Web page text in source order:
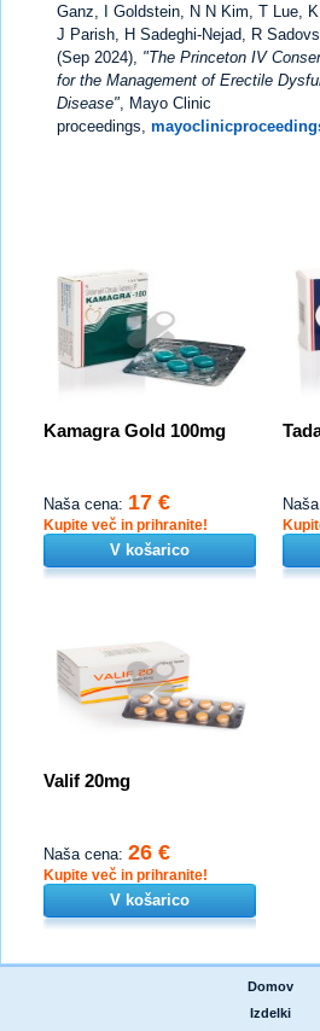
Ganz, I Goldstein, N N Kim, T Lue,
J Parish, H Sadeghi-Nejad, R
(Sep 2024), "The Princeton IV
for the Management of Erectile
Disease", Mayo Clinic
proceedings,
Kamagra Gold 100mg
Naša cena: 17 €
Kupite več in prihranite!
V košarico
Valif 20mg
Naša cena: 26 €
Kupite več in prihranite!
V košarico
Domov
Izdelki